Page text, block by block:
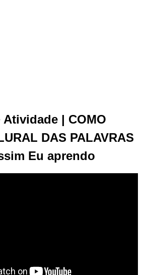
| COMO
DAS PALAVRAS
Eu aprendo